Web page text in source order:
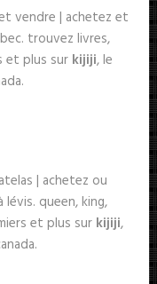
vendre | achetez et
trouvez livres,
et plus sur kijiji, le
| achetez ou
queen, king,
et plus sur kijiji,